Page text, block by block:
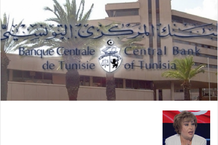
ر
ي
د
ا
ل
ك